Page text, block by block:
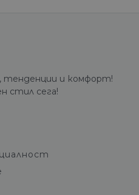
тенденции и комфорт!
стил сега!